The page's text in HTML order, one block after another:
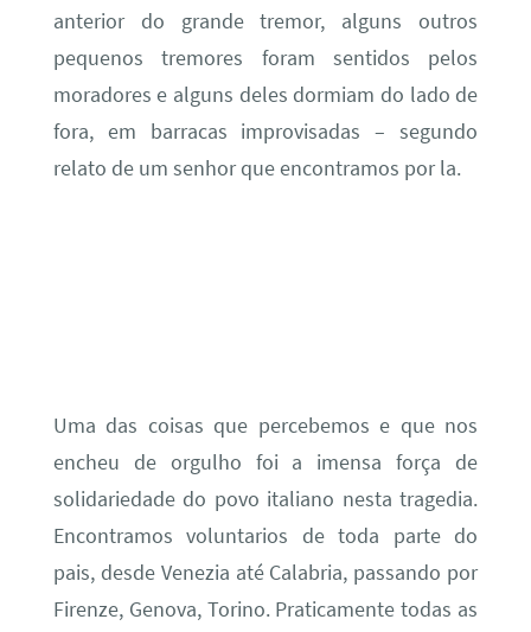
anterior do grande tremor, alguns outros
pequenos tremores foram sentidos pelos
moradores e alguns deles dormiam do lado de
fora, em barracas improvisadas – segundo
relato de um senhor que encontramos por la.
Uma das coisas que percebemos e que nos
encheu de orgulho foi a imensa força de
solidariedade do povo italiano nesta tragedia.
Encontramos voluntarios de toda parte do
pais, desde Venezia até Calabria, passando por
Firenze, Genova, Torino. Praticamente todas as